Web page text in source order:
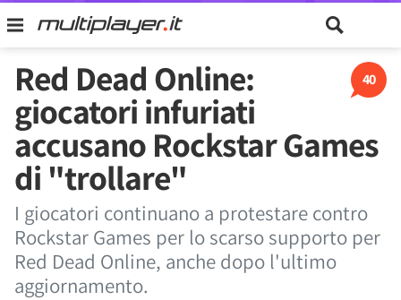
40
Red Dead Online:
giocatori infuriati
accusano Rockstar Games
di "trollare"
I giocatori continuano a protestare contro
Rockstar Games per lo scarso supporto per
Red Dead Online, anche dopo l'ultimo
aggiornamento.